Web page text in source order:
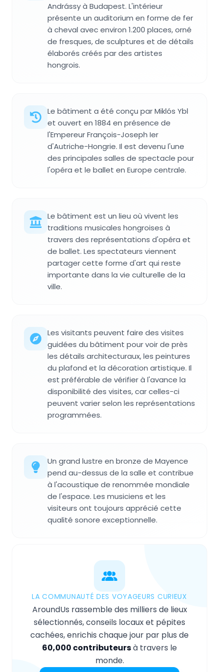
Andrássy à Budapest. L'intérieur
présente un auditorium en forme de fer
à cheval avec environ 1.200 places, orné
de fresques, de sculptures et de détails
élaborés créés par des artistes
hongrois.
Le bâtiment a été conçu par Miklós Ybl
et ouvert en 1884 en présence de
l'Empereur François-Joseph Ier
d'Autriche-Hongrie. Il est devenu l'une
des principales salles de spectacle pour
l'opéra et le ballet en Europe centrale.
Le bâtiment est un lieu où vivent les
traditions musicales hongroises à
travers des représentations d'opéra et
de ballet. Les spectateurs viennent
partager cette forme d'art qui reste
importante dans la vie culturelle de la
ville.
Les visitants peuvent faire des visites
guidées du bâtiment pour voir de près
les détails architecturaux, les peintures
du plafond et la décoration artistique. Il
est préférable de vérifier à l'avance la
disponibilité des visites, car celles-ci
peuvent varier selon les représentations
programmées.
Un grand lustre en bronze de Mayence
pend au-dessus de la salle et contribue
à l'acoustique de renommée mondiale
de l'espace. Les musiciens et les
visiteurs ont toujours apprécié cette
qualité sonore exceptionnelle.
LA COMMUNAUTÉ DES VOYAGEURS CURIEUX
AroundUs rassemble des milliers de lieux
sélectionnés, conseils locaux et pépites
cachées, enrichis chaque jour par plus de
60,000 contributeursà travers le
monde.